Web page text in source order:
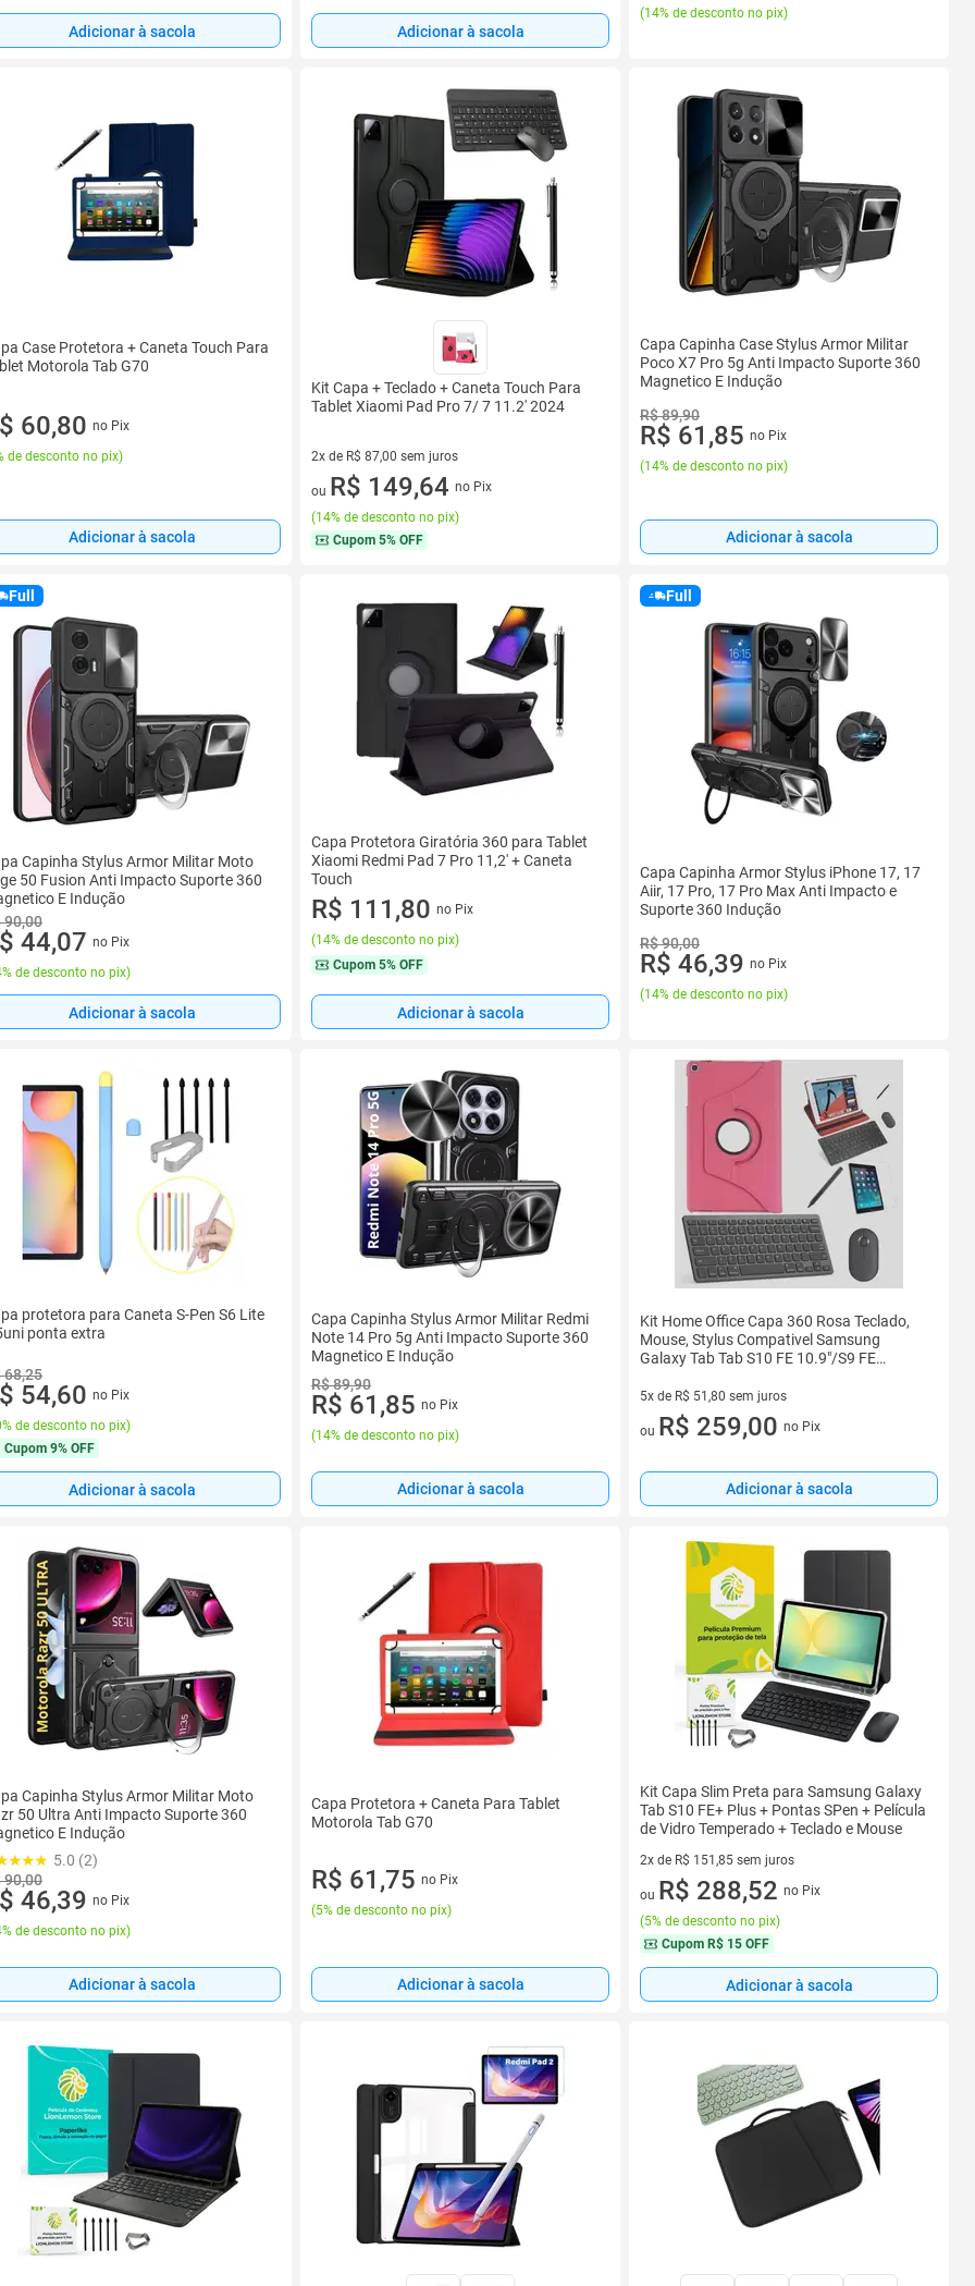
Adicionar à sacola Adicionar à sacola
(14% de desconto no pix)
Case Protetora + Caneta Touch Para
Motorola Tab G70
60,80 no Pix
de desconto no pix)
Adicionar à sacola
Kit Capa + Teclado + Caneta Touch Para
Tablet Xiaomi Pad Pro 7/ 7 11.2' 2024
2x de R$ 87,00 sem juros
2 vez de R$ 87,00 sem juros
ou R$ 149,64 no Pix
(14% de desconto no pix)
Cupom 5% OFF
Capa Capinha Case Stylus Armor Militar
Poco X7 Pro 5g Anti Impacto Suporte 360
Magnetico E Indução
R$ 89,90
R$ 61,85 no Pix
(14% de desconto no pix)
Adicionar à sacola
Full
Capinha Stylus Armor Militar Moto
50 Fusion Anti Impacto Suporte 360
E Indução
90,00
44,07 no Pix
de desconto no pix)
Adicionar à sacola
Capa Protetora Giratória 360 para Tablet
Xiaomi Redmi Pad 7 Pro 11,2' + Caneta
Touch
R$ 111,80 no Pix
(14% de desconto no pix)
Cupom 5% OFF
Adicionar à sacola
Full
Capa Capinha Armor Stylus iPhone 17, 17
Aiir, 17 Pro, 17 Pro Max Anti Impacto e
Suporte 360 Indução
R$ 90,00
R$ 46,39 no Pix
(14% de desconto no pix)
protetora para Caneta S-Pen S6 Lite
ponta extra
68,25
54,60 no Pix
de desconto no pix)
Cupom 9% OFF
Adicionar à sacola
Capa Capinha Stylus Armor Militar Redmi
Note 14 Pro 5g Anti Impacto Suporte 360
Magnetico E Indução
R$ 89,90
R$ 61,85 no Pix
(14% de desconto no pix)
Adicionar à sacola
Kit Home Office Capa 360 Rosa Teclado,
Mouse, Stylus Compativel Samsung
Galaxy Tab Tab S10 FE 10.9"/S9 FE
5x de R$ 51,80 sem juros
5 vez de R$ 51,80 sem juros
ou R$ 259,00 no Pix
Adicionar à sacola
Capinha Stylus Armor Militar Moto
50 Ultra Anti Impacto Suporte 360
E Indução
5.0 (2)
90,00
46,39 no Pix
de desconto no pix)
Adicionar à sacola
Capa Protetora + Caneta Para Tablet
Motorola Tab G70
R$ 61,75 no Pix
(5% de desconto no pix)
Adicionar à sacola
Kit Capa Slim Preta para Samsung Galaxy
Tab S10 FE+ Plus + Pontas SPen + Película
de Vidro Temperado + Teclado e Mouse
2x de R$ 151,85 sem juros
2 vez de R$ 151,85 sem juros
ou R$ 288,52 no Pix
(5% de desconto no pix)
Cupom R$ 15 OFF
Adicionar à sacola